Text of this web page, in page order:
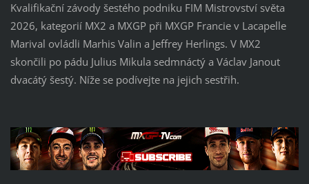
Kvalifikační závody šestého podniku FIM Mistrovství světa
2026, kategorií MX2 a MXGP při MXGP Francie v Lacapelle
Marival ovládli Marhis Valin a Jeffrey Herlings. V MX2
skončili po pádu Julius Mikula sedmnáctý a Václav Janout
dvacátý šestý. Níže se podívejte na jejich sestřih.